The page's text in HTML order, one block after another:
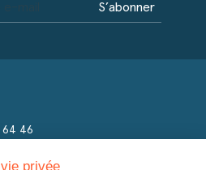
S’abonner
46
privée